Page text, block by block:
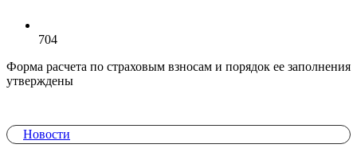
704
Форма расчета по страховым взносам и порядок ее заполнения
утверждены
Новости